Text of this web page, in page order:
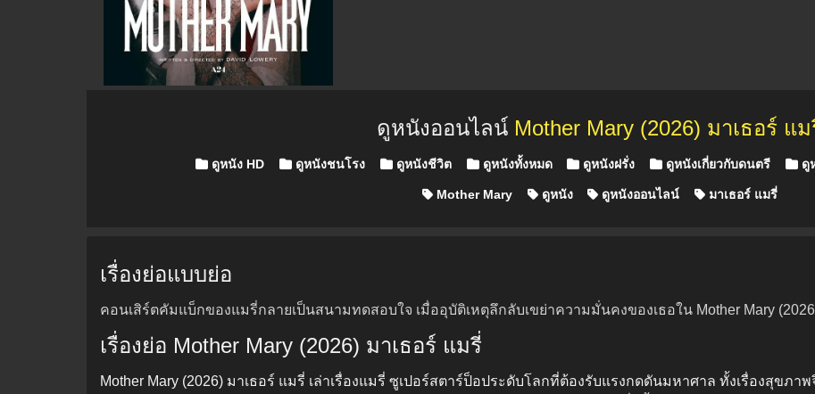
ดูหนังออนไลน์ Mother Mary (2026) มาเธอร์ แม
Posted in
ดูหนัง HD ดูหนังชนโรง ดูหนังชีวิต ดูหนังทั้งหมด ดูหนังฝรั่ง ดูหนังเกี่ยวกับดนตรี ดู
Mother Mary ดูหนัง ดูหนังออนไลน์ มาเธอร์ แมรี่
เรื่องย่อแบบย่อ
คอนเสิร์ตคัมแบ็กของแมรี่กลายเป็นสนามทดสอบใจ เมื่ออุบัติเหตุลึกลับเขย่าความมั่นคงของเธอใน Mother Mary
เรื่องย่อ Mother Mary (2026) มาเธอร์ แมรี่
Mother Mary (2026) มาเธอร์ แมรี่ เล่าเรื่องแมรี่ ซูเปอร์สตาร์ป็อประดับโลกที่ต้องรับแรงกดดันมหาศาล ทั้งเรื่องสุขภ